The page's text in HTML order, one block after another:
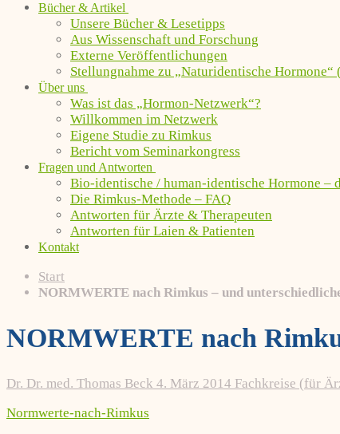
Bücher & Artikel
Unsere Bücher & Lesetipps
Aus Wissenschaft und Forschung
Externe Veröffentlichungen
Stellungnahme zu „Naturidentische Hormone“
Über uns
Was ist das „Hormon-Netzwerk“?
Willkommen im Netzwerk
Eigene Studie zu Rimkus
Bericht vom Seminarkongress
Fragen und Antworten
Bio-identische / human-identische Hormone –
Die Rimkus-Methode – FAQ
Antworten für Ärzte & Therapeuten
Antworten für Laien & Patienten
Kontakt
Start
NORMWERTE nach Rimkus – und
NORMWERTE nach
Dr. Dr. med. Thomas Beck 4. März 2014 Fachkreise (für
Normwerte-nach-Rimkus